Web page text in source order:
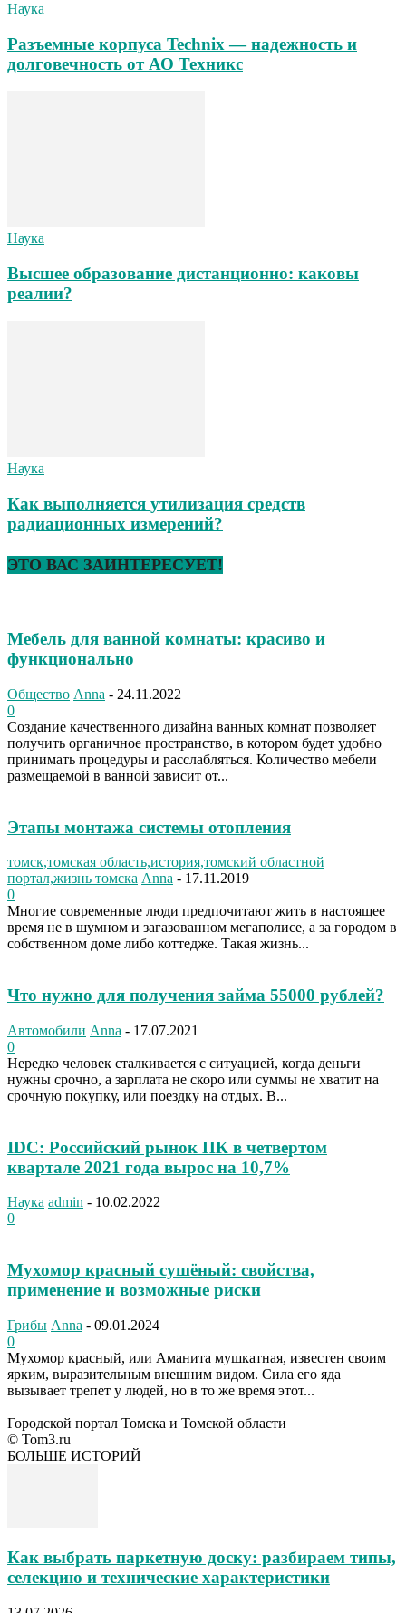
Наука
Разъемные корпуса Technix — надежность и
долговечность от АО Техникс
Наука
Высшее образование дистанционно: каковы
реалии?
Наука
Как выполняется утилизация средств
радиационных измерений?
ЭТО ВАС ЗАИНТЕРЕСУЕТ!
Мебель для ванной комнаты: красиво и
функционально
Общество Anna - 24.11.2022
0
Создание качественного дизайна ванных комнат позволяет
получить органичное пространство, в котором будет удобно
принимать процедуры и расслабляться. Количество мебели
размещаемой в ванной зависит от...
Этапы монтажа системы отопления
томск,томская область,история,томский областной
портал,жизнь томска Anna - 17.11.2019
0
Многие современные люди предпочитают жить в настоящее
время не в шумном и загазованном мегаполисе, а за городом в
собственном доме либо коттедже. Такая жизнь...
Что нужно для получения займа 55000 рублей?
Автомобили Anna - 17.07.2021
0
Нередко человек сталкивается с ситуацией, когда деньги
нужны срочно, а зарплата не скоро или суммы не хватит на
срочную покупку, или поездку на отдых. В...
IDC: Российский рынок ПК в четвертом
квартале 2021 года вырос на 10,7%
Наука admin - 10.02.2022
0
Мухомор красный сушёный: свойства,
применение и возможные риски
Грибы Anna - 09.01.2024
0
Мухомор красный, или Аманита мушкатная, известен своим
ярким, выразительным внешним видом. Сила его яда
вызывает трепет у людей, но в то же время этот...
Городской портал Томска и Томской области
© Tom3.ru
БОЛЬШЕ ИСТОРИЙ
Как выбрать паркетную доску: разбираем типы,
селекцию и технические характеристики